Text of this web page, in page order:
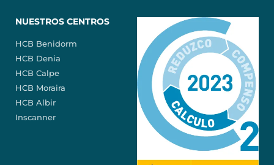
NUESTROS CENTROS
HCB Benidorm
HCB Denia
HCB Calpe
HCB Moraira
HCB Albir
Inscanner